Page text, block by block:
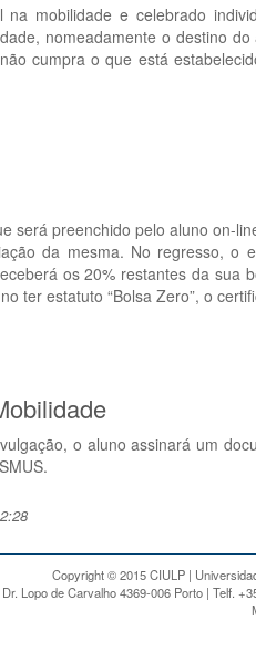
na mobilidade e celebrado
nomeadamente o destino
cumpra o que está
será preenchido pelo aluno on-
da mesma. No regresso, o
os 20% restantes da sua
ter estatuto “Bolsa Zero”, o
o aluno assinará um
Copyright © 2015 CIULP |
Dr. Lopo de Carvalho 4369-006 Porto | Telf.